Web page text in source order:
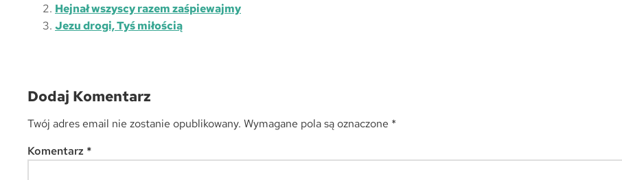
Hejnał wszyscy razem zaśpiewajmy
Jezu drogi, Tyś miłością
Dodaj Komentarz
Twój adres email nie zostanie opublikowany. Wymagane pola są oznaczone *
Komentarz *